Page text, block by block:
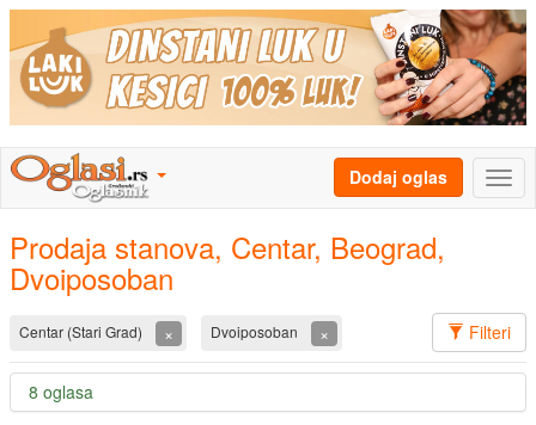
Dodaj oglas
Prodaja stanova, Centar, Beograd,
Dvoiposoban
Filteri
Centar (Stari Grad) × Dvoiposoban ×
8 oglasa